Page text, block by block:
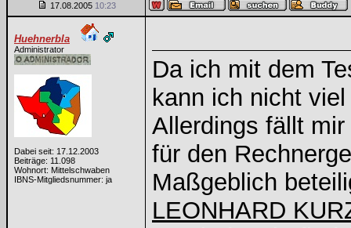
17.08.2005 10:23
Huehnerbla
Administrator
Dabei seit: 17.12.2003
Beiträge: 11.098
Wohnort: Mittelschwaben
IBNS-Mitgliedsnummer: ja
Da ich mit dem
kann ich nicht
Allerdings fällt
für den
Maßgeblich
LEONHARD